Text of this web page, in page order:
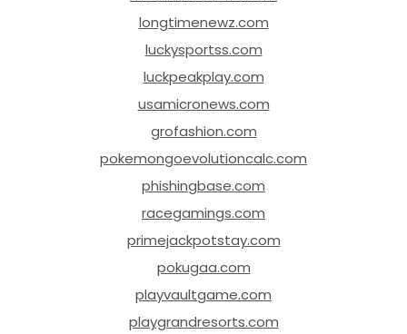
longtimenewz.com
luckysportss.com
luckpeakplay.com
usamicronews.com
grofashion.com
pokemongoevolutioncalc.com
phishingbase.com
racegamings.com
primejackpotstay.com
pokugaa.com
playvaultgame.com
playgrandresorts.com